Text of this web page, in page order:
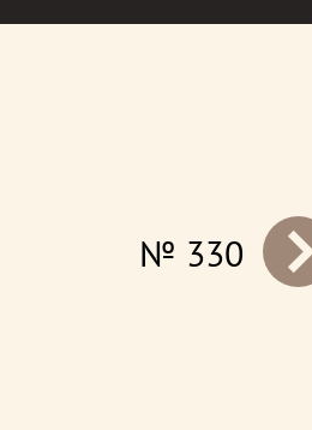
prev
№ 330